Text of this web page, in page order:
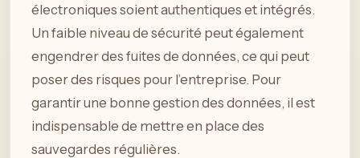
électroniques soient authentiques et intégrés.
Un faible niveau de sécurité peut également
engendrer des fuites de données, ce qui peut
poser des risques pour l’entreprise. Pour
garantir une bonne gestion des données, il est
indispensable de mettre en place des
sauvegardes régulières.